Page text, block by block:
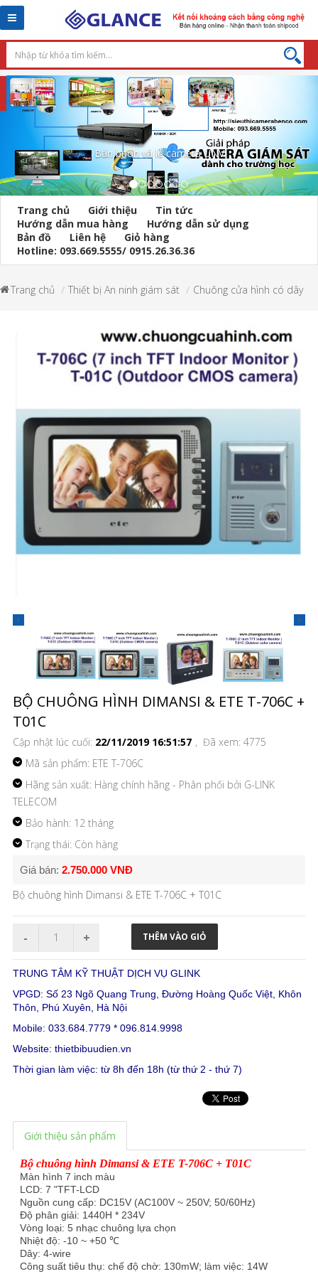
Toggle
navigation
Bán buôn và lẻ camera UNV
Trang chủ Giới thiệu
Tin tức
Hướng dẫn mua hàng
Hướng dẫn sử dụng
Bản đồ
Liên hệ
Giỏ hàng
Hotline: 093.669.5555/ 0915.26.36.36
Trang chủ Thiết bị An ninh giám sát Chuông cửa hình có dây
BỘ CHUÔNG HÌNH DIMANSI & ETE T-706C +
T01C
Cập nhật lúc cuối: 22/11/2019 16:51:57 , Đã xem: 4775
Mã sản phẩm: ETE T-706C
Hãng sản xuất: Hàng chính hãng - Phân phối bởi G-LINK
TELECOM
Bảo hành: 12 tháng
Trạng thái: Còn hàng
Giá bán: 2.750.000 VNĐ
Bộ chuông hình Dimansi & ETE T-706C + T01C
TRUNG TÂM KỸ THUẬT DỊCH VỤ GLINK
VPGD: Số 23 Ngõ Quang Trung, Đường Hoàng Quốc Việt, Khôn
Thôn, Phú Xuyên, Hà Nội
Mobile: 033.684.7779 * 096.814.9998
Website: thietbibuudien.vn
Thời gian làm việc: từ 8h đến 18h (từ thứ 2 - thứ 7)
Giới thiệu sản phẩm
Bộ chuông hình Dimansi & ETE T-706C + T01C
Màn hình 7 inch màu
LCD: 7 "TFT-LCD
Nguồn cung cấp: DC15V (AC100V ~ 250V; 50/60Hz)
Độ phân giải: 1440H * 234V
Vòng loại: 5 nhạc chuông lựa chọn
Nhiệt độ: -10 ~ +50 ℃
Dây: 4-wire
Công suất tiêu thụ: chế độ chờ: 130mW; làm việc: 14W